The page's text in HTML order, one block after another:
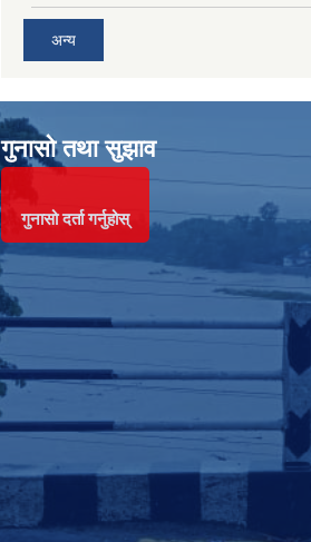
अन्य
गुनासो तथा सुझाव
गुनासो दर्ता गर्नुहोस्